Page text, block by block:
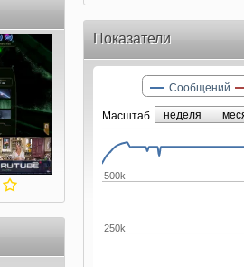
Показатели
Маcштаб
250k
500k
Сообщений
неделя